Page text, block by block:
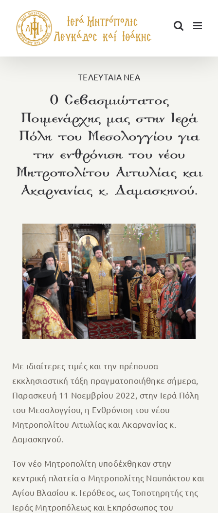
περιεχόμενο
ΤΕΛΕΥΤΑΙΑ ΝΕΑ
Ο Σεβασμιώτατος
Ποιμενάρχης μας στην Ιερά
Πόλη του Μεσολογγίου για
την ενθρόνιση του νέου
Μητροπολίτου Αιτωλίας και
Ακαρνανίας κ. Δαμασκηνού.
Με ιδιαίτερες τιμές και την πρέπουσα
εκκλησιαστική τάξη πραγματοποιήθηκε σήμερα,
Παρασκευή 11 Νοεμβρίου 2022, στην Ιερά Πόλη
του Μεσολογγίου, η Ενθρόνιση του νέου
Μητροπολίτου Αιτωλίας και Ακαρνανίας κ.
Δαμασκηνού.
Τον νέο Μητροπολίτη υποδέχθηκαν στην
κεντρική πλατεία ο Μητροπολίτης Ναυπάκτου και
Αγίου Βλασίου κ. Ιερόθεος, ως Τοποτηρητής της
Ιεράς Μητροπόλεως και Εκπρόσωπος του